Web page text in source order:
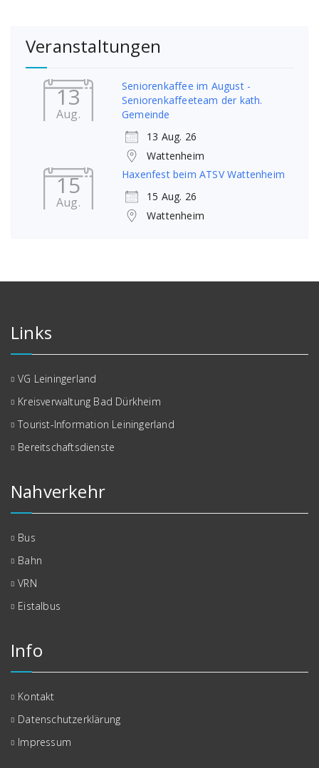
Veranstaltungen
13
Aug.
Seniorenkaffee im August -
Seniorenkaffeeteam der kath.
Gemeinde
13 Aug. 26
Wattenheim
15
Aug.
Haxenfest beim ATSV Wattenheim
15 Aug. 26
Wattenheim
Links
VG Leiningerland
Kreisverwaltung Bad Dürkheim
Tourist-Information Leiningerland
Bereitschaftsdienste
Nahverkehr
Bus
Bahn
VRN
Eistalbus
Info
Kontakt
Datenschutzerklärung
Impressum